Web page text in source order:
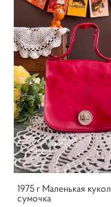
1975 г Маленькая
сумочка